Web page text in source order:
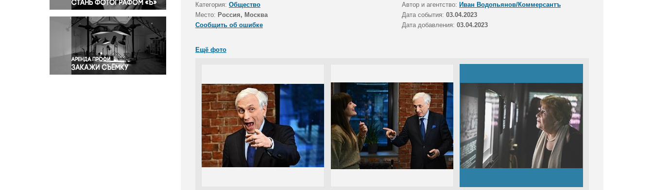
Религия
Светская жизнь
Спорт
Экология
Экономика и бизнес
Категория: Общество Автор и агентство: Иван Водопьянов/Коммерсантъ
Место: Россия, Москва Дата события: 03.04.2023
Сообщить об ошибке
Дата добавления: 03.04.2023
Ещё фото